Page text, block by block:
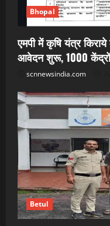
Bhopal
एमपी में कृषि यंत्र
आवेदन शुरू, 1000 केंद्रों
scnnewsindia.com
Betul